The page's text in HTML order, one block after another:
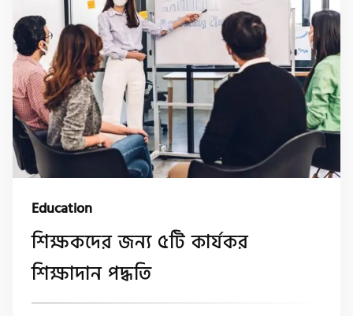
Education
শিক্ষকদের জন্য ৫টি কার্যকর
শিক্ষাদান পদ্ধতি